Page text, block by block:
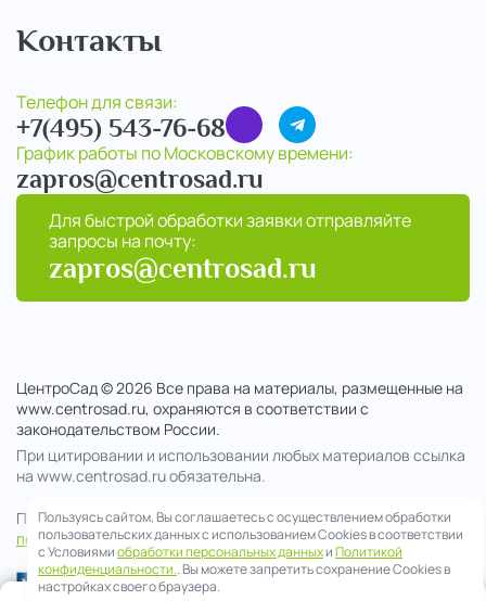
Контакты
Телефон для связи:
+7(495) 543-76-68
График работы по Московскому времени:
zapros@centrosad.ru
Для быстрой обработки заявки отправляйте
запросы на почту:
zapros@centrosad.ru
ЦентроСад © 2026 Все права на материалы, размещенные на
www.centrosad.ru, охраняются в соответствии с
законодательством России.
При цитировании и использовании любых материалов ссылка
на www.centrosad.ru обязательна.
Продолжая посещение сайта , вы соглашаетесь на обработку
персональных данных
Пользуясь сайтом, Вы соглашаетесь с осуществлением обработки
пользовательских данных с использованием Cookies в соответствии
с Условиямиобработки персональных данныхиПолитикой
конфиденциальности.. Вы можете запретить сохранение Cookies в
настройках своего браузера.